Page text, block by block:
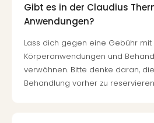
Gibt es in der Claudius
Anwendungen?
Lass dich gegen eine Gebühr mit
Körperanwendungen und
verwöhnen. Bitte denke daran,
Behandlung vorher zu